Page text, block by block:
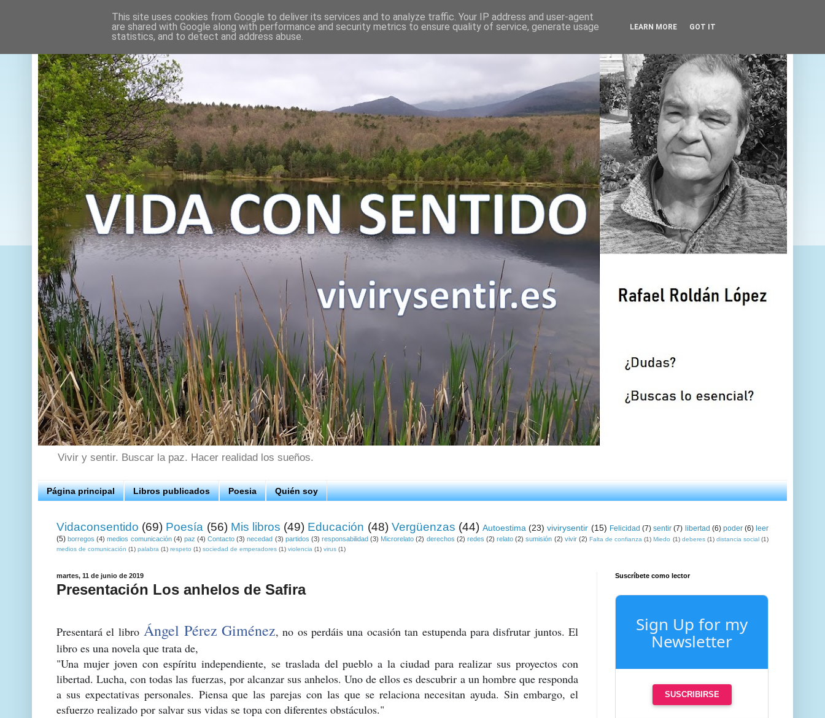
Vivir y sentir. Buscar la paz. Hacer realidad los sueños.
Página principal Libros publicados Poesia Quién soy
Vidaconsentido (69) Poesía (56) Mis libros (49) Educación (48) Vergüenzas (44) Autoestima (23) vivirysentir (15) Felicidad (7) sentir (7) libertad (6) poder (6) leer
(5) borregos (4) medios comunicación (4) paz (4) Contacto (3) necedad (3) partidos (3) responsabilidad (3) Microrelato (2) derechos (2) redes (2) relato (2) sumisión (2) vivir (2) Falta de confianza (1) Miedo (1) deberes (1) distancia social (1)
medios de comunicación (1) palabra (1) respeto (1) sociedad de emperadores (1) violencia (1) virus (1)
martes, 11 de junio de 2019
Presentación Los anhelos de Safira
Presentará el libroÁngel Pérez Giménez, no os perdáis una ocasión tan estupenda para disfrutar juntos. El
libro es una novela que trata de,
"Una mujer joven con espíritu independiente, se traslada del pueblo a la ciudad para realizar sus proyectos con
libertad. Lucha, con todas las fuerzas, por alcanzar sus anhelos. Uno de ellos es descubrir a un hombre que responda
a sus expectativas personales. Piensa que las parejas con las que se relaciona necesitan ayuda. Sin embargo, el
esfuerzo realizado por salvar sus vidas se topa con diferentes obstáculos."
Suscríbete como lector
Sign Up for my
Newsletter
SUSCRIBIRSE
This site uses cookies from Google to deliver its services and to analyze traffic. Your IP address and user-agent
are shared with Google along with performance and security metrics to ensure quality of service, generate usage
statistics, and to detect and address abuse.
LEARN MORE GOT IT